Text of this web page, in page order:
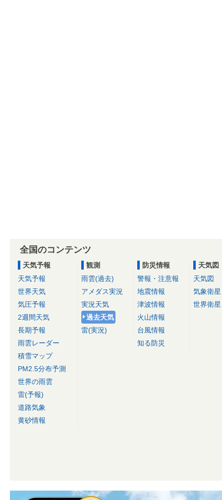
全国のコンテンツ
天気予報
天気予報
世界天気
気圧予報
2週間天気
長期予報
雨雲レーダー
積雪マップ
PM2.5分布予測
世界の雨雲
雷(予報)
道路気象
黄砂情報
観測
雨雲(過去)
アメダス実況
実況天気
過去天気
雷(実況)
防災情報
警報・注意報
地震情報
津波情報
火山情報
台風情報
知る防災
天気図
天気図
気象衛星
世界衛星